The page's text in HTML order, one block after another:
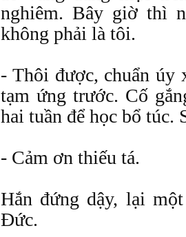
nghiêm. Bây giờ thì
không phải là tôi.
- Thôi được, chuẩn úy
tạm ứng trước. Cố
hai tuần để học bổ túc.
- Cảm ơn thiếu tá.
Hắn đứng dậy, lại
Đức.